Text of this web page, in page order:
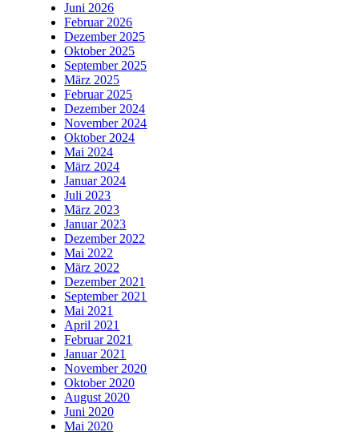
Juni 2026
Februar 2026
Dezember 2025
Oktober 2025
September 2025
März 2025
Februar 2025
Dezember 2024
November 2024
Oktober 2024
Mai 2024
März 2024
Januar 2024
Juli 2023
März 2023
Januar 2023
Dezember 2022
Mai 2022
März 2022
Dezember 2021
September 2021
Mai 2021
April 2021
Februar 2021
Januar 2021
November 2020
Oktober 2020
August 2020
Juni 2020
Mai 2020